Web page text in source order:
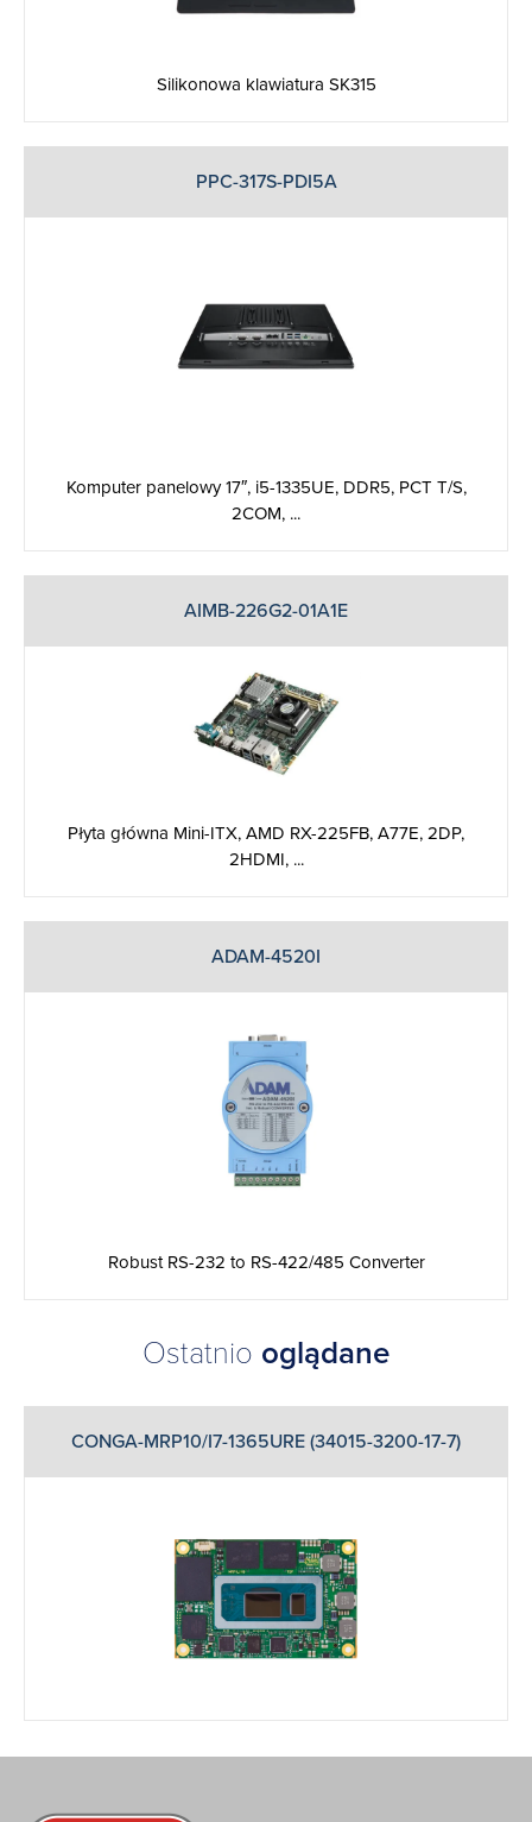
Silikonowa klawiatura SK315
PPC-317S-PDI5A
Komputer panelowy 17″, i5-1335UE, DDR5, PCT T/S,
2COM, ...
AIMB-226G2-01A1E
Płyta główna Mini-ITX, AMD RX-225FB, A77E, 2DP,
2HDMI, ...
ADAM-4520I
Robust RS-232 to RS-422/485 Converter
Ostatnio oglądane
CONGA-MRP10/I7-1365URE (34015-3200-17-7)